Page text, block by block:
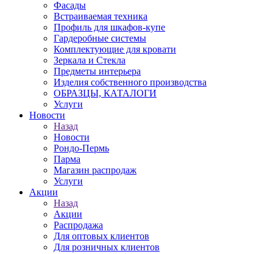
Фасады
Встраиваемая техника
Профиль для шкафов-купе
Гардеробные системы
Комплектующие для кровати
Зеркала и Стекла
Предметы интерьера
Изделия собственного производства
ОБРАЗЦЫ, КАТАЛОГИ
Услуги
Новости
Назад
Новости
Рондо-Пермь
Парма
Магазин распродаж
Услуги
Акции
Назад
Акции
Распродажа
Для оптовых клиентов
Для розничных клиентов